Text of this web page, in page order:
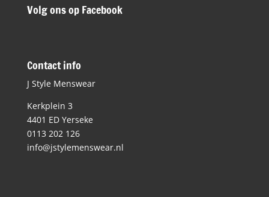
Volg ons op Facebook
Contact info
J Style Menswear
Kerkplein 3
4401 ED Yerseke
0113 202 126
info@jstylemenswear.nl